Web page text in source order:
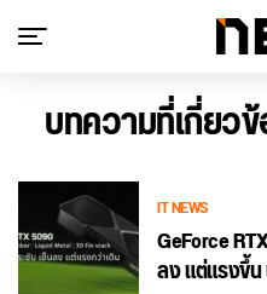
บทความที่เกี่ยว
IT NEWS
GeForce
ลง แต่แรงขึ้